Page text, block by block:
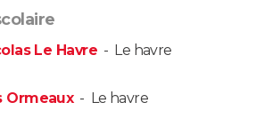
Le Havre - Le havre
Ormeaux- Le havre